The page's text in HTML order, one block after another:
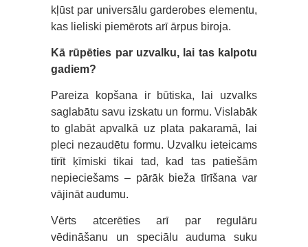
kļūst par universālu garderobes elementu,
kas lieliski piemērots arī ārpus biroja.
Kā rūpēties par uzvalku, lai tas kalpotu
gadiem?
Pareiza kopšana ir būtiska, lai uzvalks
saglabātu savu izskatu un formu. Vislabāk
to glabāt apvalkā uz plata pakaramā, lai
pleci nezaudētu formu. Uzvalku ieteicams
tīrīt ķīmiski tikai tad, kad tas patiešām
nepieciešams – pārāk bieža tīrīšana var
vājināt audumu.
Vērts atcerēties arī par regulāru
vēdināšanu un speciālu auduma suku